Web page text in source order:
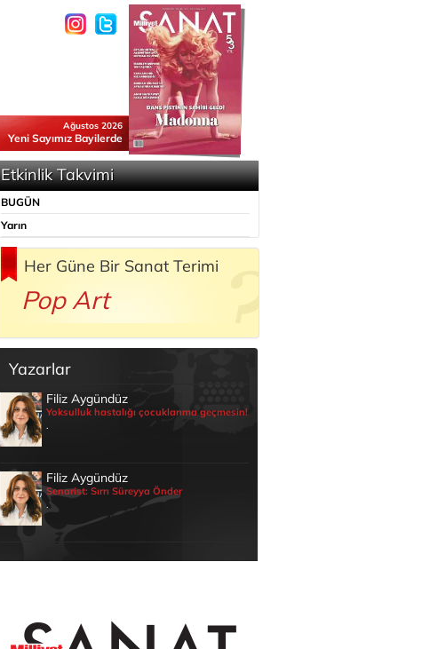
Ağustos 2026
Yeni Sayımız Bayilerde
Etkinlik Takvimi
BUGÜN
Yarın
Her Güne Bir Sanat Terimi
Pop Art
Yazarlar
Filiz Aygündüz
Yoksulluk hastalığı çocuklarıma geçmesin!
.
Filiz Aygündüz
Senarist: Sırrı Süreyya Önder
.